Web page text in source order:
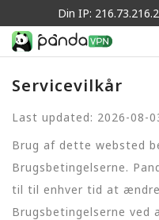
Din IP:
Servicevilkår
Last updated: 2026-08-
Brug af dette websted
Brugsbetingelserne.
til til enhver tid at
Brugsbetingelserne